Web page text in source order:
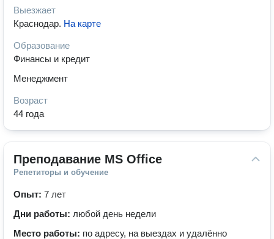
Выезжает
Краснодар. На карте
Образование
Финансы и кредит
Менеджмент
Возраст
44 года
Преподавание MS Office
Репетиторы и обучение
Опыт: 7 лет
Дни работы: любой день недели
Место работы: по адресу, на выездах и удалённо